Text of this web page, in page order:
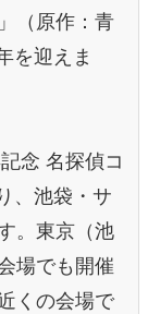
（原作：青
を迎えま
念 名探偵コ
、池袋・サ
。東京（池
場でも開催
くの会場で